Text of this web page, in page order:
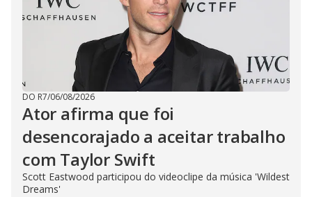
DO R7/06/08/2026
Ator afirma que foi
desencorajado a aceitar trabalho
com Taylor Swift
Scott Eastwood participou do videoclipe da música 'Wildest
Dreams'